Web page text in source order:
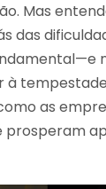
Mas
das
à
as